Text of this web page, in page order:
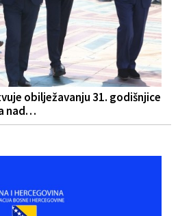
obilježavanju 31. godišnjice
nad…